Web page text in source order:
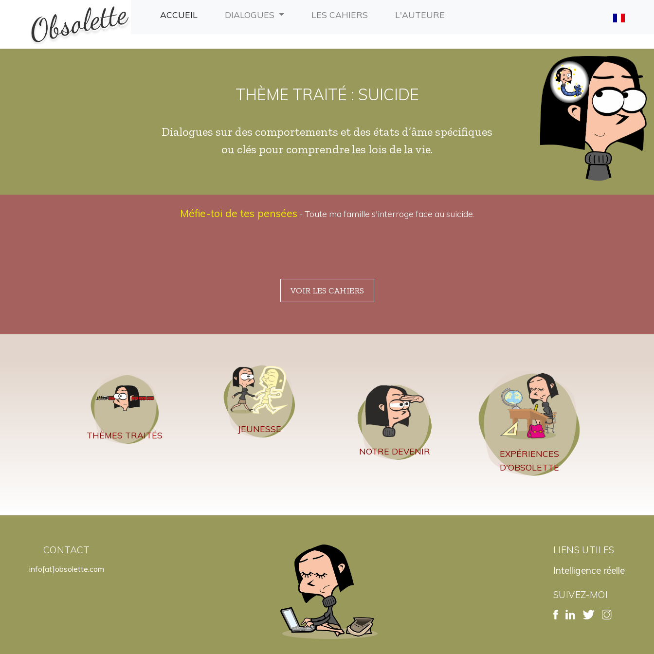
ACCUEIL (CURRENT)DIALOGUES LES CAHIERS(CURRENT)L'AUTEURE(CURRENT)
THÈME TRAITÉ : SUICIDE
Dialogues sur des comportements et des états d’âme spécifiques
ou clés pour comprendre les lois de la vie.
Méfie-toi de tes pensées - Toute ma famille s'interroge face au suicide.
VOIR LES CAHIERS
THÈMES TRAITÉS
JEUNESSE
NOTRE DEVENIR
EXPÉRIENCES
D'OBSOLETTE
CONTACT
info[at]obsolette.com
LIENS UTILES
Intelligence réelle
SUIVEZ-MOI